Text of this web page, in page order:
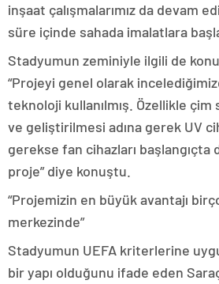
inşaat çalışmalarımız da devam
süre içinde sahada imalatlara
Stadyumun zeminiyle ilgili de
“Projeyi genel olarak
teknoloji kullanılmış. Özellikle çim
ve geliştirilmesi adına gerek UV
gerekse fan cihazları
proje” diye konuştu.
“Projemizin en büyük avantajı
merkezinde”
Stadyumun UEFA kriterlerine
bir yapı olduğunu ifade eden